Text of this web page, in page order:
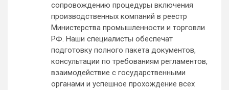
сопровождению процедуры включения
производственных компаний в реестр
Министерства промышленности и торговли
РФ. Наши специалисты обеспечат
подготовку полного пакета документов,
консультации по требованиям регламентов,
взаимодействие с государственными
органами и успешное прохождение всех